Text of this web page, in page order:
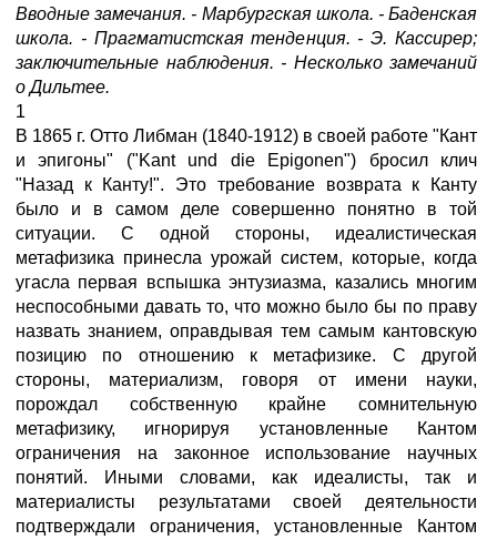
Вводные замечания. - Марбургская школа. - Баденская
школа. - Прагматистская тенденция. - Э. Кассирер;
заключительные наблюдения. - Несколько замечаний
о Дильтее.
1
В 1865 г. Отто Либман (1840-1912) в своей работе "Кант
и эпигоны" ("Kant und die Epigonen") бросил клич
"Назад к Канту!". Это требование возврата к Канту
было и в самом деле совершенно понятно в той
ситуации. С одной стороны, идеалистическая
метафизика принесла урожай систем, которые, когда
угасла первая вспышка энтузиазма, казались многим
неспособными давать то, что можно было бы по праву
назвать знанием, оправдывая тем самым кантовскую
позицию по отношению к метафизике. С другой
стороны, материализм, говоря от имени науки,
порождал собственную крайне сомнительную
метафизику, игнорируя установленные Кантом
ограничения на законное использование научных
понятий. Иными словами, как идеалисты, так и
материалисты результатами своей деятельности
подтверждали ограничения, установленные Кантом